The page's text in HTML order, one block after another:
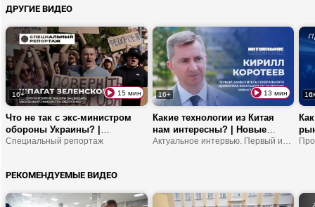
ответственность делегатов
ДРУГИЕ ВИДЕО
16+ 15 мин
Что не так с экс-министром
обороны Украины? |
Договориться с украинскими
интересах ВСУ?
Специальный репортаж
16+ 13 мин
Какие технологии из Китая
нам интересны? | Новые
резиденты «Великого камня» |
РЕКОМЕНДУЕМЫЕ ВИДЕО